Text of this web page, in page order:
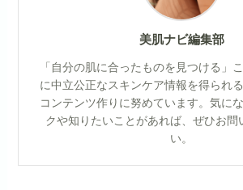
美肌ナビ編集部
「自分の肌に合ったものを見つける」
に中立公正なスキンケア情報を得られ
コンテンツ作りに努めています。気に
クや知りたいことがあれば、ぜひお問
い。